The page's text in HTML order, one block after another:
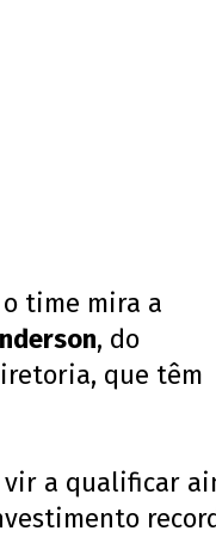
time mira a
, do
que têm
vir a qualificar